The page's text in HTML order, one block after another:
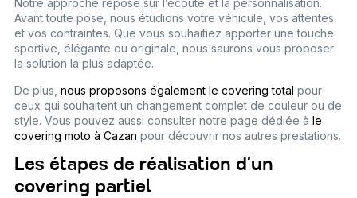
Notre approche repose sur l’écoute et la personnalisation.
Avant toute pose, nous étudions votre véhicule, vos attentes
et vos contraintes. Que vous souhaitiez apporter une touche
sportive, élégante ou originale, nous saurons vous proposer
la solution la plus adaptée.
De plus, nous proposons également le covering total pour
ceux qui souhaitent un changement complet de couleur ou de
style. Vous pouvez aussi consulter notre page dédiée à le
covering moto à Cazan pour découvrir nos autres prestations.
Les étapes de réalisation d’un
covering partiel